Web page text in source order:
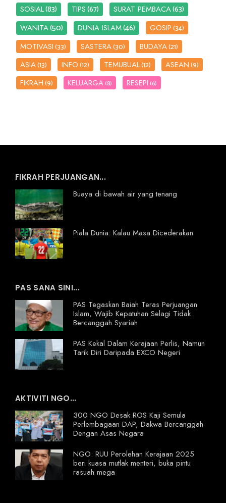
SOSIAL(83) TIPS(67) SURAT PEMBACA(63)
WANITA(50) DUNIA ISLAM(46) GOSIP(34)
MOTIVASI(33) SASTERA(30) BUDAYA(21)
ASIA(13) INFO(12) TEMUBUAL(12) ASEAN(9)
FIKRAH(9) KELUARGA (8) RESEPI (6)
FIKRAH PERJUANGAN...
Buaya di bawah air yang tenang
Piala Dunia: Kalau Masa Dicederakan
PAS SANA SINI...
PAS Tegaskan Baiah Teras Perjuangan
Islam, Wajib Kepatuhan Selagi Tidak
Bercanggah Syariah
PAS Kekal Dalam Kerajaan Perlis, Namun
Tarik Diri Daripada EXCO Negeri
AKTIVITI NGO...
300 NGO Desak ROS Kaji Semula
Perlembagaan DAP, Dakwa Bercanggah
Dengan Asas Negara
NGO: RUU Perolehan Kerajaan 2025
beri kuasa mutlak menteri, buka pintu
rasuah mega